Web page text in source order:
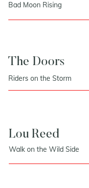
Bad Moon Rising
The Doors
Riders on the Storm
Lou Reed
Walk on the Wild Side